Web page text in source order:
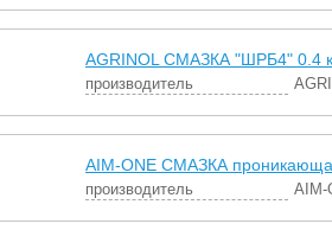
AGRINOL СМАЗКА "ШРБ4" 0.4
производитель
AIM-ONE СМАЗКА
производитель AIM-